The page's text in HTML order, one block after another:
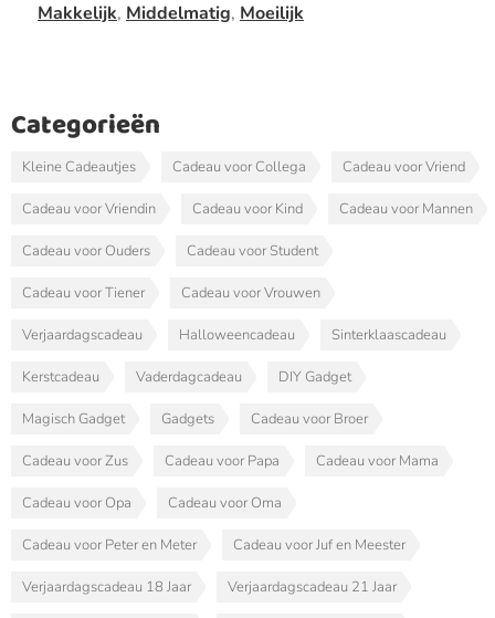
Categorieën
Kleine Cadeautjes Cadeau voor Collega Cadeau voor Vriend
Cadeau voor Vriendin Cadeau voor Kind Cadeau voor Mannen
Cadeau voor Ouders Cadeau voor Student
Cadeau voor Tiener Cadeau voor Vrouwen
Verjaardagscadeau Halloweencadeau Sinterklaascadeau
Kerstcadeau Vaderdagcadeau DIY Gadget
Magisch Gadget Gadgets Cadeau voor Broer
Cadeau voor Zus Cadeau voor Papa Cadeau voor Mama
Cadeau voor Opa Cadeau voor Oma
Cadeau voor Peter en Meter Cadeau voor Juf en Meester
Verjaardagscadeau 18 Jaar Verjaardagscadeau 21 Jaar
Makkelijk, Middelmatig, Moeilijk